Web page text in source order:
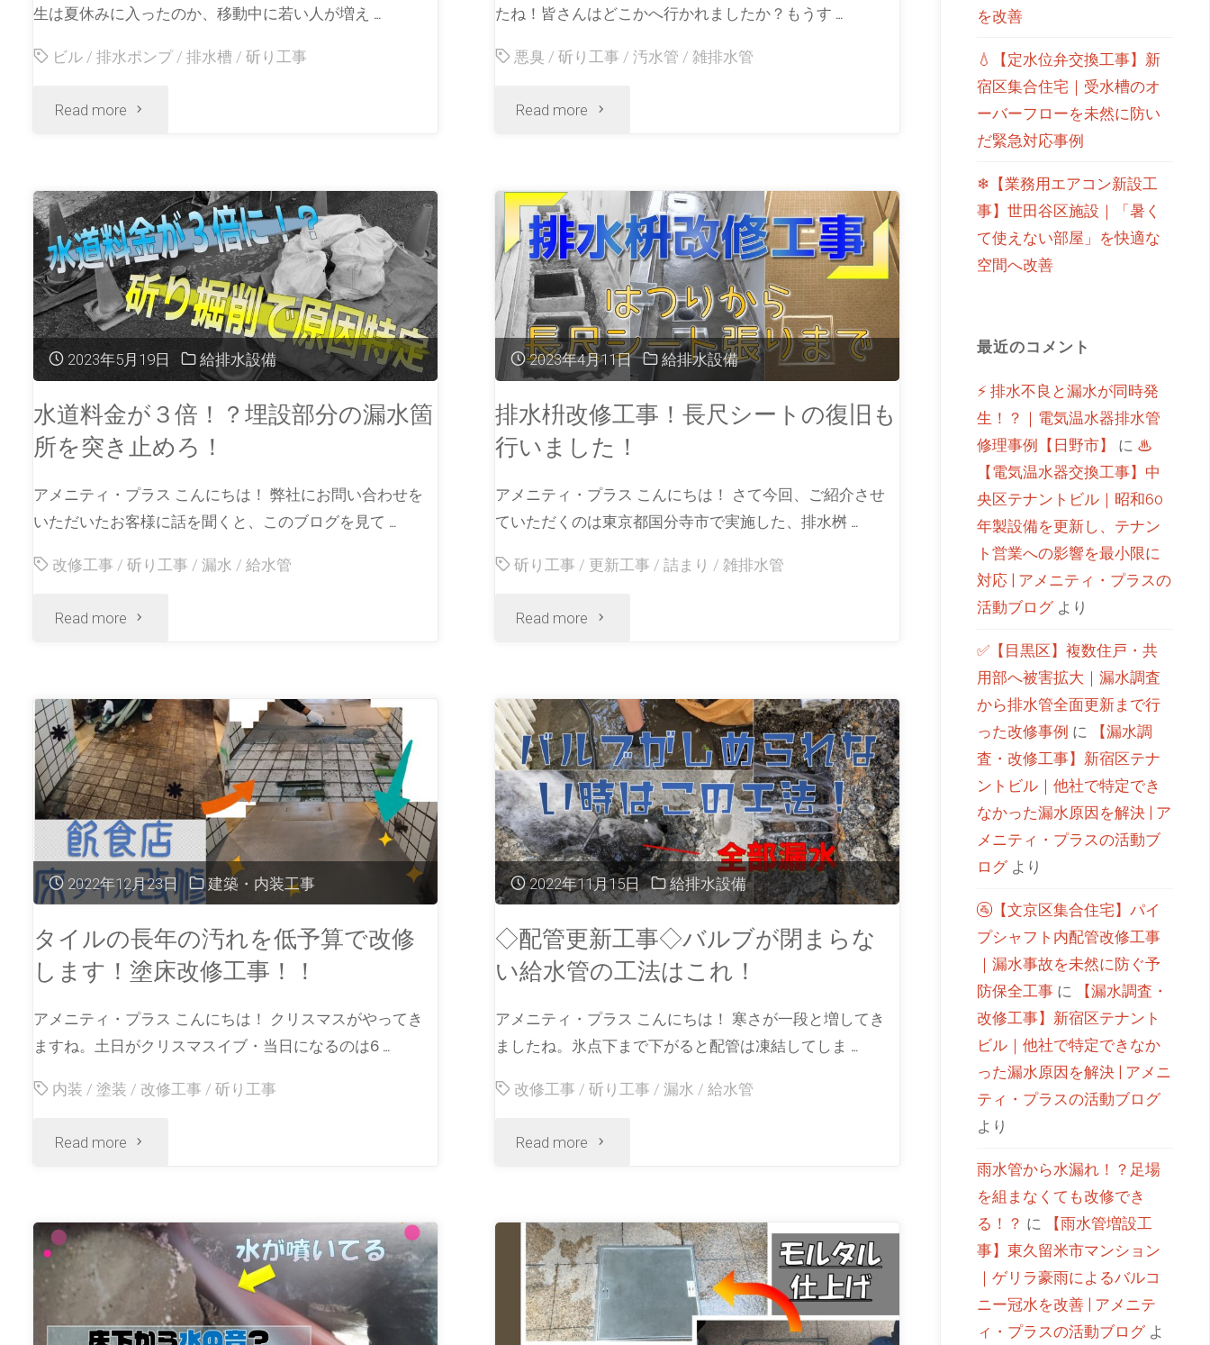
生は夏休みに入ったのか、移動中に若い人が増え …
ビル/ 排水ポンプ/ 排水槽 / 斫り工事
Read more
たね！皆さんはどこかへ行かれましたか？もうす …
悪臭 / 斫り工事 / 汚水管 / 雑排水管
Read more
2023年5月19日 給排水設備
水道料金が３倍！？埋設部分の漏水箇
所を突き止めろ！
アメニティ・プラス こんにちは！ 弊社にお問い合わせを
いただいたお客様に話を聞くと、このブログを見て …
改修工事 / 斫り工事 / 漏水 / 給水管
Read more
2023年4月11日 給排水設備
排水枡改修工事！長尺シートの復旧も
行いました！
アメニティ・プラス こんにちは！ さて今回、ご紹介させ
ていただくのは東京都国分寺市で実施した、排水桝 …
斫り工事 / 更新工事 / 詰まり / 雑排水管
Read more
2022年12月23日 建築・内装工事
タイルの長年の汚れを低予算で改修
します！塗床改修工事！！
アメニティ・プラス こんにちは！ クリスマスがやってき
ますね。土日がクリスマスイブ・当日になるのは6 …
内装 / 塗装 / 改修工事 / 斫り工事
Read more
2022年11月15日 給排水設備
◇配管更新工事◇バルブが閉まらな
い給水管の工法はこれ！
アメニティ・プラス こんにちは！ 寒さが一段と増してき
ましたね。氷点下まで下がると配管は凍結してしま …
改修工事 / 斫り工事 / 漏水 / 給水管
Read more
を改善
💧【定水位弁交換工事】新
宿区集合住宅｜受水槽のオ
ーバーフローを未然に防い
だ緊急対応事例
❄【業務用エアコン新設工
事】世田谷区施設｜「暑く
て使えない部屋」を快適な
空間へ改善
最近のコメント
⚡ 排水不良と漏水が同時発
生！？｜電気温水器排水管
修理事例【日野市】
に ♨
【電気温水器交換工事】中
央区テナントビル｜昭和60
年製設備を更新し、テナン
ト営業への影響を最小限に
対応 | アメニティ・プラスの
活動ブログより
✅【目黒区】複数住戸・共
用部へ被害拡大｜漏水調査
から排水管全面更新まで行
った改修事例 に
【漏水調
査・改修工事】新宿区テナ
ントビル｜他社で特定でき
なかった漏水原因を解決 | ア
メニティ・プラスの活動ブ
ログより
🚰【文京区集合住宅】パイ
プシャフト内配管改修工事
｜漏水事故を未然に防ぐ予
防保全工事 に
【漏水調査・
改修工事】新宿区テナント
ビル｜他社で特定できなか
った漏水原因を解決 | アメニ
ティ・プラスの活動ブログ
より
雨水管から水漏れ！？足場
を組まなくても改修でき
る！？ に
【雨水管増設工
事】東久留米市マンション
｜ゲリラ豪雨によるバルコ
ニー冠水を改善 | アメニテ
ィ・プラスの活動ブログよ